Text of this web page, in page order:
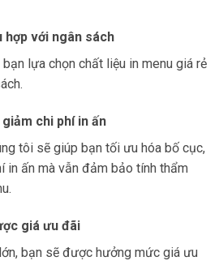
hợp với ngân sách
lựa chọn chất liệu in menu giá rẻ
chi phí in ấn
tôi sẽ giúp bạn tối ưu hóa bố cục,
in ấn mà vẫn đảm bảo tính thẩm
giá ưu đãi
bạn sẽ được hưởng mức giá ưu